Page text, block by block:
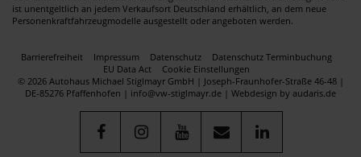
ist unentgeltlich an jedem Verkaufsort Deutschland erhältlich, an dem neue
Personenkraftfahrzeugmodelle ausgestellt oder angeboten werden.
Barrierefreiheit Impressum Datenschutz
Datenschutz Terminbuchung
EU Data Act
Cookie Einstellungen
© 2026 Autohaus Michael Stiglmayr GmbH | Joseph-Fraunhofer-Straße 46-48 |
DE-85276 Pfaffenhofen | info@vw-stiglmayr.de | Webdesign by audaris.de